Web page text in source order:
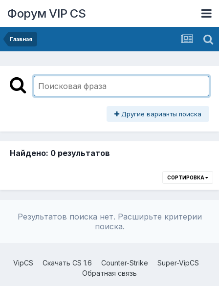
Форум VIP CS
Главная
Другие варианты поиска
Найдено: 0 результатов
СОРТИРОВКА
Результатов поиска нет. Расширьте критерии
поиска.
VipCS Скачать CS 1.6 Counter-Strike
Super-VipCS
Обратная связь